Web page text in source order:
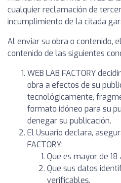
cualquier reclamación de
incumplimiento de la citada
Al enviar su obra o contenido,
contenido de las siguientes
WEB LAB FACTORY
obra a efectos de su
tecnológicamente,
formato idóneo para su
denegar su publicación.
El Usuario declara,
FACTORY:
Que es mayor de 18
Que sus datos
verificables.